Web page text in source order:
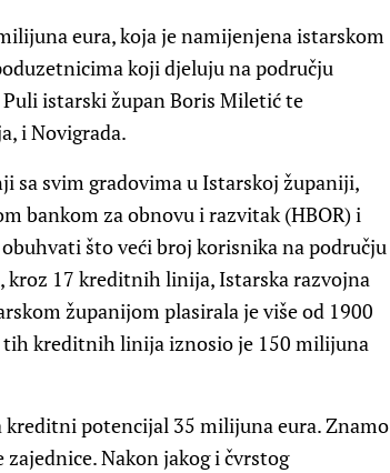
eura, koja je namijenjena istarskom
koji djeluju na području
istarski župan Boris Miletić te
i Novigrada.
sa svim gradovima u Istarskoj županiji,
bankom za obnovu i razvitak (HBOR) i
što veći broj korisnika na području
kroz 17 kreditnih linija, Istarska razvojna
županijom plasirala je više od 1900
kreditnih linija iznosio je 150 milijuna
kreditni potencijal 35 milijuna eura. Znamo
Nakon jakog i čvrstog